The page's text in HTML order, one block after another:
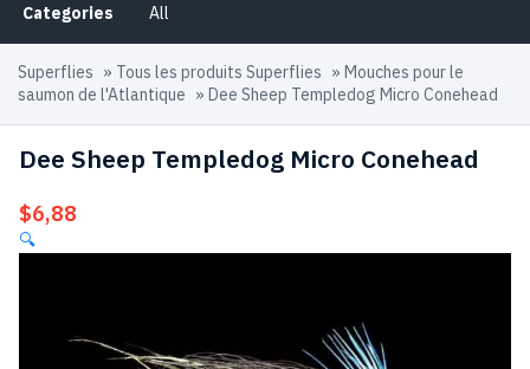
Categories All
Superflies » Tous les produits Superflies » Mouches pour le
saumon de l'Atlantique » Dee Sheep Templedog Micro Conehead
Dee Sheep Templedog Micro Conehead
$6,88
🔍